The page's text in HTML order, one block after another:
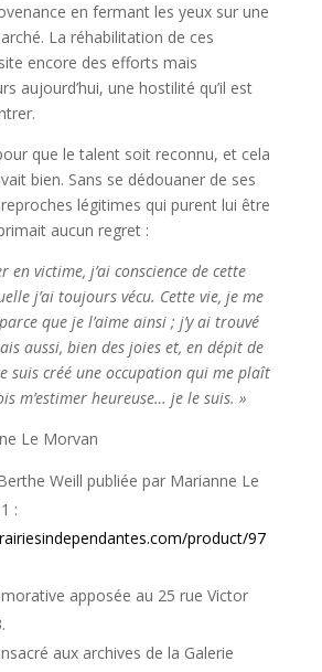
en fermant les yeux sur une
La réhabilitation de ces
encore des efforts mais
aujourd’hui, une hostilité qu’il est
que le talent soit reconnu, et cela
bien. Sans se dédouaner de ses
légitimes qui purent lui être
aucun regret :
en victime, j’ai conscience de cette
j’ai toujours vécu. Cette vie, je me
que je l’aime ainsi ; j’y ai trouvé
aussi, bien des joies et, en dépit de
suis créé une occupation qui me plaît
m’estimer heureuse… je le suis. »
Le Morvan
Weill publiée par Marianne Le
:
product/97
apposée au 25 rue Victor
aux archives de la Galerie